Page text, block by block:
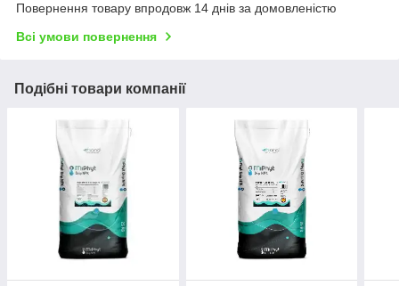
Повернення товару впродовж 14 днів за домовленістю
Всі умови повернення
Подібні товари компанії